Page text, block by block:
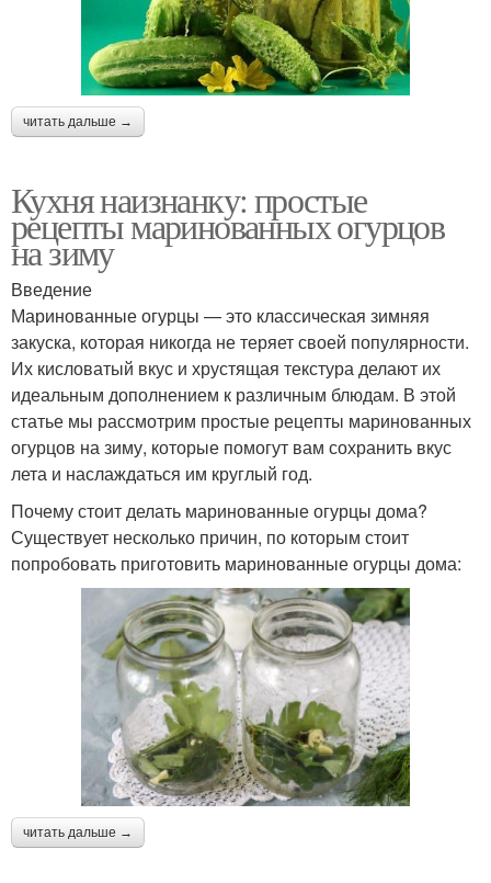
читать дальше →
Кухня наизнанку: простые
рецепты маринованных огурцов
на зиму
Введение
Маринованные огурцы — это классическая зимняя
закуска, которая никогда не теряет своей популярности.
Их кисловатый вкус и хрустящая текстура делают их
идеальным дополнением к различным блюдам. В этой
статье мы рассмотрим простые рецепты маринованных
огурцов на зиму, которые помогут вам сохранить вкус
лета и наслаждаться им круглый год.
Почему стоит делать маринованные огурцы дома?
Существует несколько причин, по которым стоит
попробовать приготовить маринованные огурцы дома:
читать дальше →